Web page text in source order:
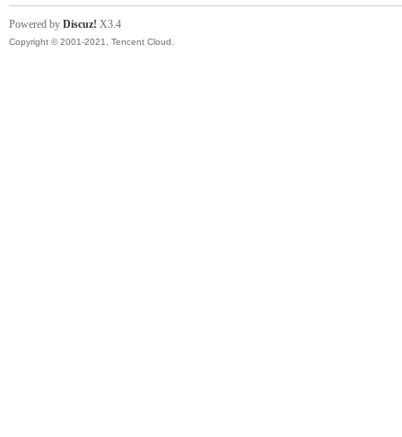
Powered by Discuz! X3.4
Copyright © 2001-2021, Tencent Cloud.